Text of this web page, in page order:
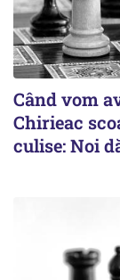
Când vom
Chirieac
culise: Noi